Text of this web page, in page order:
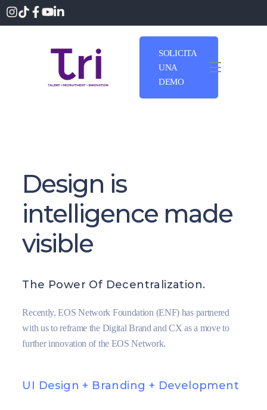
SOLICITA
UNA
DEMO
Design is
intelligence made
visible
The Power Of Decentralization.
Recently, EOS Network Foundation (ENF) has partnered
with us to reframe the Digital Brand and CX as a move to
further innovation of the EOS Network.
UI Design + Branding + Development